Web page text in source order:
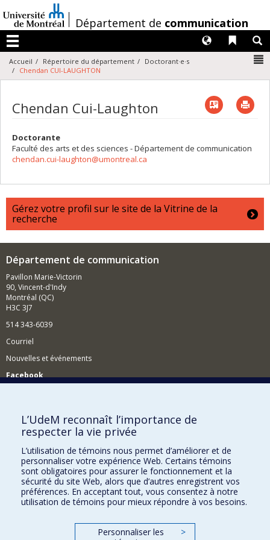
au
contenu
/Département de communication
Menu
Liens
Langues
Accueil Répertoire du département
Doctorant·e·s
Chendan CUI-LAUGHTON
Chendan Cui-Laughton Vcard
Doctorante
Faculté des arts et des sciences - Département de communication
chendan.cui-laughton@umontreal.ca
Gérez votre profil sur le site de la Vitrine de la
recherche
Département de communication
Pavillon Marie-Victorin
90, Vincent-d'Indy
Montréal (QC)
H3C 3J7
514 343-6039
Courriel
Nouvelles et événements
Facebook
Comment soutenir le Département?
BESOIN D'AIDE?
Plan du site
Signaler une erreur
Accessibilité
FACULTÉ DES ARTS ET DES SCIENCES
Nos départements et écoles
L’UdeM reconnaît l’importance de
respecter la vie privée
L’utilisation de témoins nous permet d’améliorer et de
personnaliser votre expérience Web. Certains témoins
sont obligatoires pour assurer le fonctionnement et la
sécurité du site Web, alors que d’autres enregistrent vos
préférences. En acceptant tout, vous consentez à notre
utilisation de témoins pour mieux répondre à vos besoins.
Personnaliser les
>